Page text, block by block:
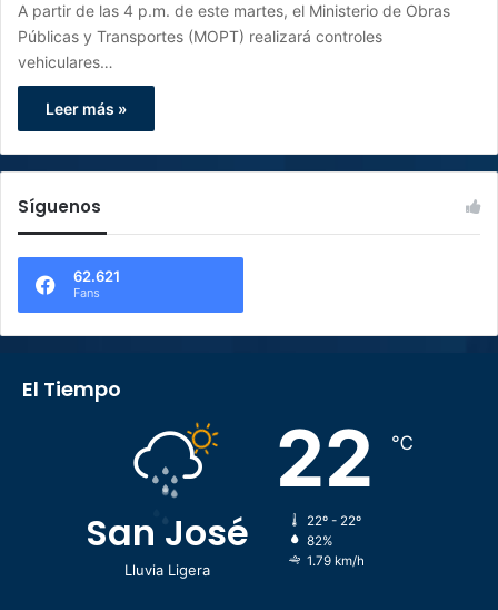
A partir de las 4 p.m. de este martes, el Ministerio de Obras
Públicas y Transportes (MOPT) realizará controles
vehiculares…
Leer más »
Síguenos
62.621
Fans
El Tiempo
San José
Lluvia Ligera
22 ℃
22º - 22º
82%
1.79 km/h